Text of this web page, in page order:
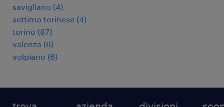
savigliano (4)
settimo torinese (4)
torino (87)
valenza (6)
volpiano (6)